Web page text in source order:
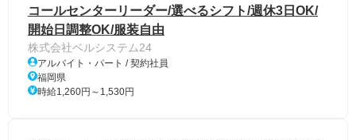
コールセンターリーダー/選べるシフト/週休3日OK/
開始日調整OK/服装自由
株式会社ベルシステム24
アルバイト・パート / 契約社員
福岡県
時給1,260円～1,530円